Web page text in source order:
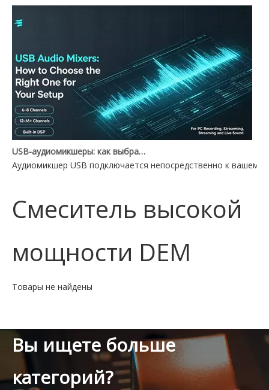
USB-аудиомикшеры: как выбрать подходящий для вашей установки
Аудиомикшер USB подключается непосредственно к
Смеситель высокой
мощности DEM
Товары не найдены
Вы ищете больше
категорий?